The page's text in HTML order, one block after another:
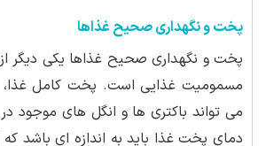
پخت و نگهداری صحیح غذاها
پخت و نگهداری صحیح غذاها یکی دیگر
مسمومیت غذایی است. پخت کامل غذا،
می تواند باکتری ها و انگل های موجود در
دمای پخت غذا باید به اندازه ای باشد که